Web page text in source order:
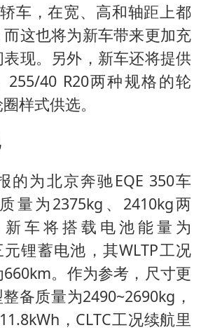
车，在宽、高和轴距上都
这也将为新车带来更加充
现。另外，新车还将提供
255/40 R20两种规格的轮
样式供选。
的为北京奔驰EQE 350车
量为2375kg、2410kg两
车将搭载电池能量为
锂蓄电池，其WLTP工况
。作为参考，尺寸更
备质量为2490~2690kg，
，CLTC工况续航里